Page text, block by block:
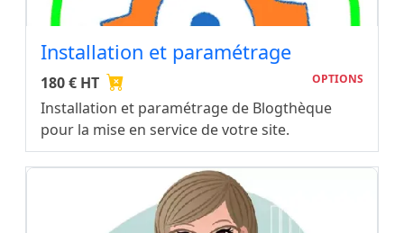
Installation et paramétrage
OPTIONS
180 € HT
Installation et paramétrage de Blogthèque
pour la mise en service de votre site.